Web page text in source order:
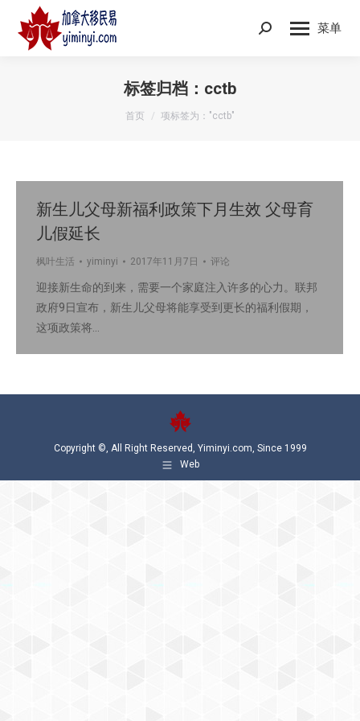
菜单
Search:
标签归档： cctb
您在这里：
首页 项标签为："cctb"
新生儿父母新福利政策下月生效 父母育
儿假延长
枫叶生活 yiminyi 2017年11月7日 评论
迎接新生命的到来，需要一个家庭注入许多的心力。联邦
政府9日宣布，新生儿父母将能享受到更长的福利假期，
这项政策将…
Copyright ©, All Right Reserved, Yiminyi.com, Since 1999
Web